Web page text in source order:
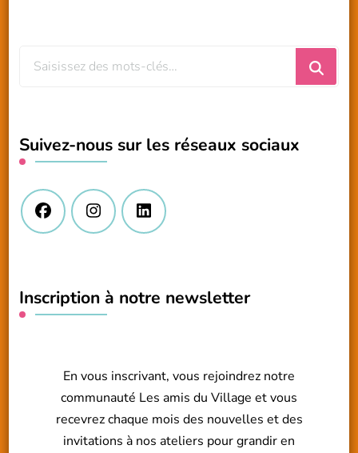
?
Suivez-nous sur les réseaux sociaux
Inscription à notre newsletter
En vous inscrivant, vous rejoindrez notre
communauté Les amis du Village et vous
recevrez chaque mois des nouvelles et des
invitations à nos ateliers pour grandir en